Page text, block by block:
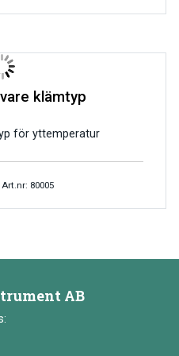
klämtyp
för yttemperatur
Art.nr: 80005
AB